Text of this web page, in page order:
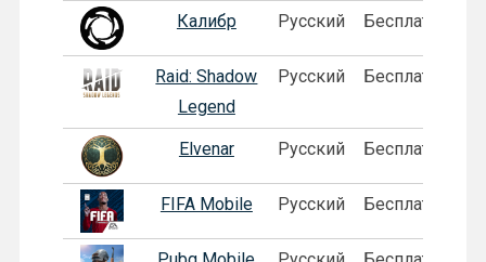
Калибр Русский Бесплатная
Raid: Shadow
Legend
Русский Бесплатная
Elvenar Русский Бесплатная
FIFA Mobile Русский Бесплатная